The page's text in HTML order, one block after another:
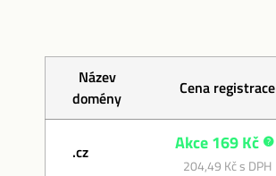
Název
domény
Cena registrace
.cz Akce 169 Kč
204,49 Kč s DPH